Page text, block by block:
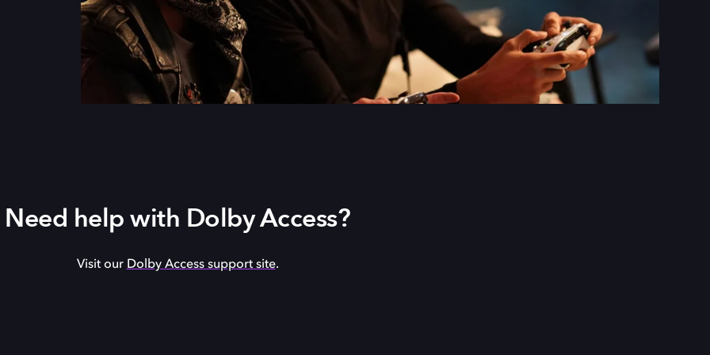
Need help with Dolby Access?
Visit our Dolby Access support site.